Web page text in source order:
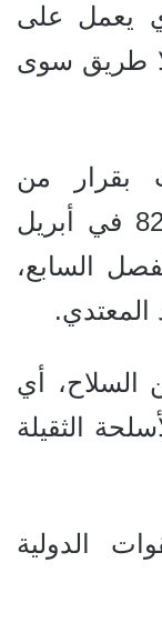
يعمل على
طريق سوى
بقرار من
مجلس الامن الدولي رقم 824 في أبريل
السابع،
المعتدي.
السلاح، أي
الثقيلة
الدولية